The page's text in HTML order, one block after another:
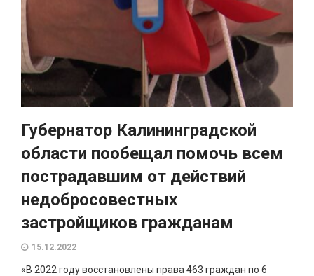
Губернатор Калининградской
области пообещал помочь всем
пострадавшим от действий
недобросовестных
застройщиков гражданам
15.12.2022
«В 2022 году восстановлены права 463 граждан по 6